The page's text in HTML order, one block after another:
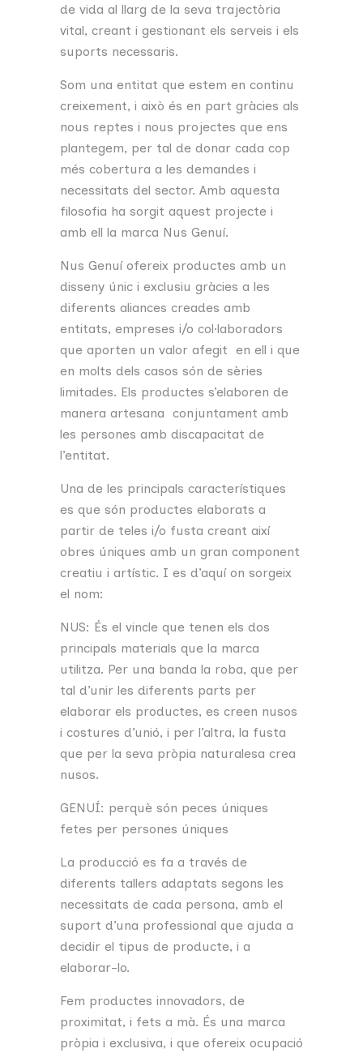
de vida al llarg de la seva trajectòria
vital, creant i gestionant els serveis i els
suports necessaris.
Som una entitat que estem en continu
creixement, i això és en part gràcies als
nous reptes i nous projectes que ens
plantegem, per tal de donar cada cop
més cobertura a les demandes i
necessitats del sector. Amb aquesta
filosofia ha sorgit aquest projecte i
amb ell la marca Nus Genuí.
Nus Genuí ofereix productes amb un
disseny únic i exclusiu gràcies a les
diferents aliances creades amb
entitats, empreses i/o col·laboradors
que aporten un valor afegit en ell i que
en molts dels casos són de sèries
limitades. Els productes s’elaboren de
manera artesana conjuntament amb
les persones amb discapacitat de
l’entitat.
Una de les principals característiques
es que són productes elaborats a
partir de teles i/o fusta creant així
obres úniques amb un gran component
creatiu i artístic. I es d’aquí on sorgeix
el nom:
NUS: És el vincle que tenen els dos
principals materials que la marca
utilitza. Per una banda la roba, que per
tal d’unir les diferents parts per
elaborar els productes, es creen nusos
i costures d’unió, i per l’altra, la fusta
que per la seva pròpia naturalesa crea
nusos.
GENUÍ: perquè són peces úniques
fetes per persones úniques
La producció es fa a través de
diferents tallers adaptats segons les
necessitats de cada persona, amb el
suport d’una professional que ajuda a
decidir el tipus de producte, i a
elaborar-lo.
Fem productes innovadors, de
proximitat, i fets a mà. És una marca
pròpia i exclusiva, i que ofereix ocupació